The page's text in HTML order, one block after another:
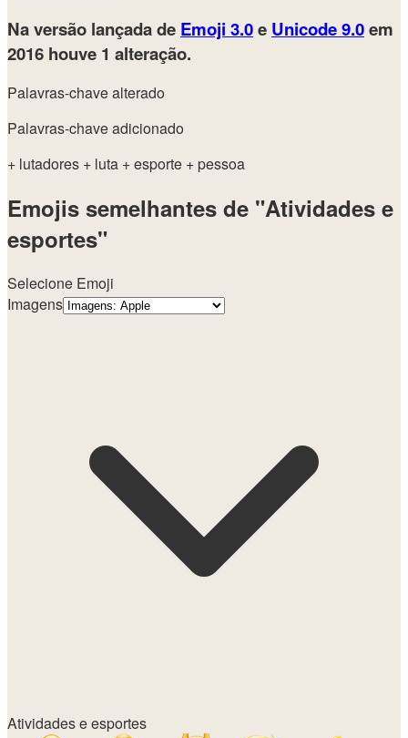
Na versão lançada de Emoji 3.0e Unicode 9.0em
2016 houve 1 alteração.
Palavras-chave alterado
Palavras-chave adicionado
+ lutadores + luta + esporte + pessoa
Emojis semelhantes de "Atividades e
esportes"
Selecione Emoji
Imagens
Atividades e esportes